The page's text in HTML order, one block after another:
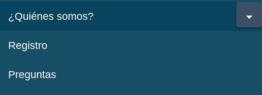
¿Quiénes somos?
Registro
Preguntas